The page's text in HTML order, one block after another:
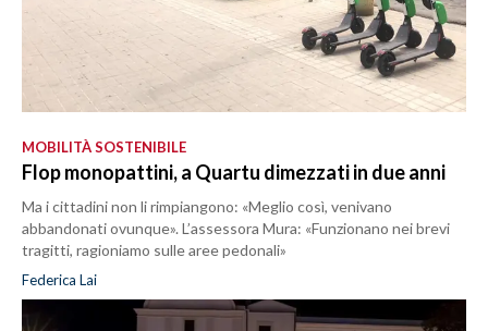
MOBILITÀ SOSTENIBILE
Flop monopattini, a Quartu dimezzati in due anni
Ma i cittadini non li rimpiangono: «Meglio così, venivano
abbandonati ovunque». L’assessora Mura: «Funzionano nei brevi
tragitti, ragioniamo sulle aree pedonali»
Federica Lai